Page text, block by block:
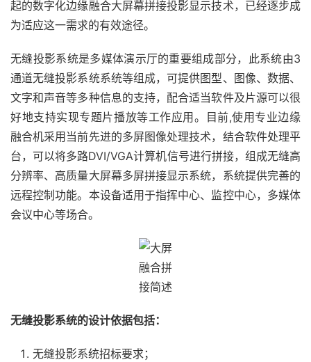
起的数字化边缘融合大屏幕拼接投影显示技术，已经逐步成
为适应这一需求的有效途径。
无缝投影系统是多媒体演示厅的重要组成部分，此系统由3
通道无缝投影系统系统等组成，可提供图型、图像、数据、
文字和声音等多种信息的支持，配合适当软件及片源可以很
好地支持实现专题片播放等工作应用。目前,使用专业边缘
融合机采用当前先进的多屏图像处理技术，结合软件处理平
台，可以将多路DVI/VGA计算机信号进行拼接，组成无缝高
分辨率、高质量大屏幕多屏拼接显示系统，系统提供完善的
远程控制功能。本设备适用于指挥中心、监控中心，多媒体
会议中心等场合。
无缝投影系统的设计依据包括：
无缝投影系统招标要求；